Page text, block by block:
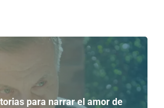
para narrar el amor de